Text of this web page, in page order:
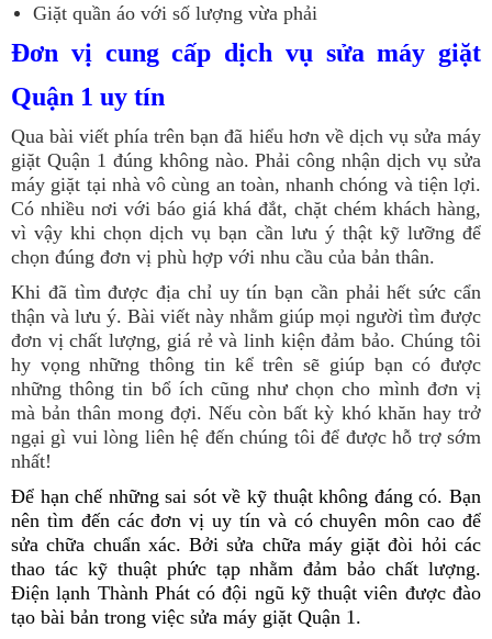
Giặt quần áo với số lượng vừa phải
Đơn vị cung cấp dịch vụ sửa máy giặt
Quận 1 uy tín
Qua bài viết phía trên bạn đã hiểu hơn về dịch vụ sửa máy
giặt Quận 1 đúng không nào. Phải công nhận dịch vụ sửa
máy giặt tại nhà vô cùng an toàn, nhanh chóng và tiện lợi.
Có nhiều nơi với báo giá khá đắt, chặt chém khách hàng,
vì vậy khi chọn dịch vụ bạn cần lưu ý thật kỹ lưỡng để
chọn đúng đơn vị phù hợp với nhu cầu của bản thân.
Khi đã tìm được địa chỉ uy tín bạn cần phải hết sức cẩn
thận và lưu ý. Bài viết này nhằm giúp mọi người tìm được
đơn vị chất lượng, giá rẻ và linh kiện đảm bảo. Chúng tôi
hy vọng những thông tin kể trên sẽ giúp bạn có được
những thông tin bổ ích cũng như chọn cho mình đơn vị
mà bản thân mong đợi. Nếu còn bất kỳ khó khăn hay trở
ngại gì vui lòng liên hệ đến chúng tôi để được hỗ trợ sớm
nhất!
Để hạn chế những sai sót về kỹ thuật không đáng có. Bạn
nên tìm đến các đơn vị uy tín và có chuyên môn cao để
sửa chữa chuẩn xác. Bởi sửa chữa máy giặt đòi hỏi các
thao tác kỹ thuật phức tạp nhằm đảm bảo chất lượng.
Điện lạnh Thành Phát có đội ngũ kỹ thuật viên được đào
tạo bài bản trong việc sửa máy giặt Quận 1.